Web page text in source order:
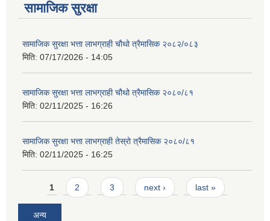
सामाजिक सुरक्षा
सामाजिक सुरक्षा भत्ता लाभग्राही चौथो त्रैमासिक २०८२/०८३
मिति: 07/17/2026 - 14:05
सामाजिक सुरक्षा भत्ता लाभग्राही चौथो त्रैमासिक २०८०/८१
मिति: 02/11/2025 - 16:26
सामाजिक सुरक्षा भत्ता लाभग्राही तेस्रो त्रैमासिक २०८०/८१
मिति: 02/11/2025 - 16:25
Pages
1 2 3 next › last »
अन्य